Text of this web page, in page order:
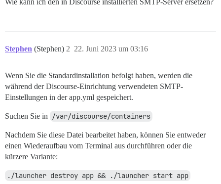
Wie kann ich den in Discourse installierten SMTP-Server ersetzen?
Stephen (Stephen) 22. Juni 2023 um 03:16
2
Wenn Sie die Standardinstallation befolgt haben, werden die
während der Discourse-Einrichtung verwendeten SMTP-
Einstellungen in der app.yml gespeichert.
Suchen Sie in /var/discourse/containers
Nachdem Sie diese Datei bearbeitet haben, können Sie entweder
einen Wiederaufbau vom Terminal aus durchführen oder die
kürzere Variante:
./launcher destroy app && ./launcher start app